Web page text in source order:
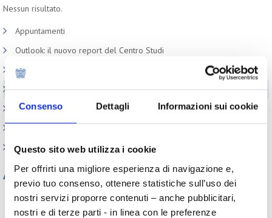
Consenso Dettagli Informazioni sui cookie
Questo sito web utilizza i cookie
Per offrirti una migliore esperienza di navigazione e,
previo tuo consenso, ottenere statistiche sull’uso dei
nostri servizi proporre contenuti – anche pubblicitari,
nostri e di terze parti - in linea con le preferenze
Nessun risultato.
Appuntamenti
Outlook: il nuovo report del Centro Studi
Contesto macroeconomico
Scenari internazionali
Consumer trends
Precedenti pubblicazioni
Indagini tematiche
Archivio
Tutti gli anni
2026 2025 2024
2023